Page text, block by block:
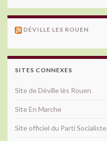
DÉVILLE LES ROUEN
SITES CONNEXES
Site de Déville lès Rouen
Site En Marche
Site officiel du Parti Socialiste